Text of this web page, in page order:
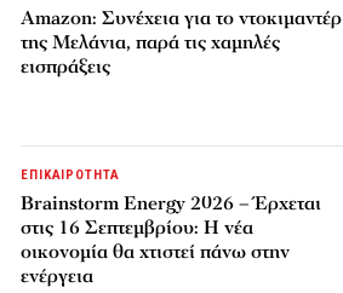
Amazon: Συνέχεια για το ντοκιμαντέρ
της Μελάνια, παρά τις χαμηλές
εισπράξεις
ΕΠΙΚΑΙΡΟΤΗΤΑ
Brainstorm Energy 2026 – Έρχεται
στις 16 Σεπτεμβρίου: Η νέα
οικονομία θα χτιστεί πάνω στην
ενέργεια